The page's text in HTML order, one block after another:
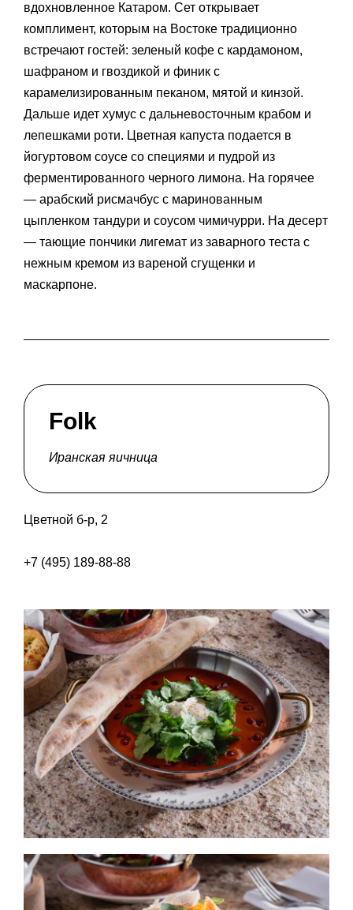
вдохновленное Катаром. Сет открывает
комплимент, которым на Востоке традиционно
встречают гостей: зеленый кофе с кардамоном,
шафраном и гвоздикой и финик с
карамелизированным пеканом, мятой и кинзой.
Дальше идет хумус с дальневосточным крабом и
лепешками роти. Цветная капуста подается в
йогуртовом соусе со специями и пудрой из
ферментированного черного лимона. На горячее
— арабский рисмачбус с маринованным
цыпленком тандури и соусом чимичурри. На десерт
— тающие пончики лигемат из заварного теста с
нежным кремом из вареной сгущенки и
маскарпоне.
Folk
Иранская яичница
Цветной б-р, 2
+7 (495) 189-88-88